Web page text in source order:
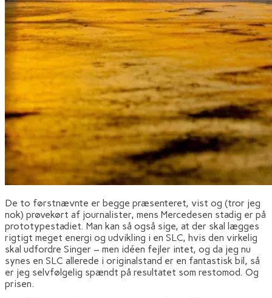
De to førstnævnte er begge præsenteret, vist og (tror jeg
nok) prøvekørt af journalister, mens Mercedesen stadig er på
prototypestadiet. Man kan så også sige, at der skal lægges
rigtigt meget energi og udvikling i en SLC, hvis den virkelig
skal udfordre Singer – men idéen fejler intet, og da jeg nu
synes en SLC allerede i originalstand er en fantastisk bil, så
er jeg selvfølgelig spændt på resultatet som restomod. Og
prisen.